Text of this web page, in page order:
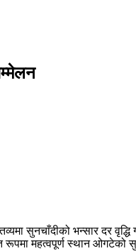
सम्मेलन
सुनचाँदीको भन्सार दर
रूपमा महत्वपूर्ण स्थान ओगटेको